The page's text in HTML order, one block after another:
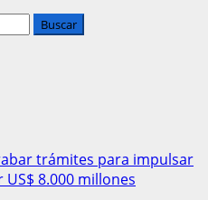
trámites para impulsar
8.000 millones